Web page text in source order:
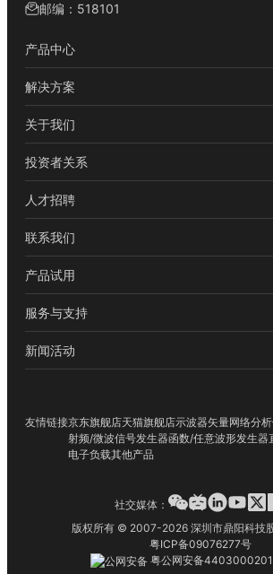
地址：广州市高新技术产业开发区科学大道
电话：020-32219506 020-82512806
邮箱：sales@innoelect.cn
深圳市优测科技有限公司
地址：深圳市龙华区民治街道北站社区创业花
电话：18676778838
邮箱：ldl@utestek.com
东莞市不凡电子有限公司
地址：广东省东莞市赛步镇横坑宝塘路41号东
电话：13790503561
邮箱：2426684148@qq.com
邮编：518101
产品中心
解决方案
关于我们
投资者关系
人才招聘
联系我们
产品试用
服务与支持
新闻活动
友情链接京东旗舰店天猫旗舰店示波器矢量网络分
射频/微波信号发生器函数/任意波形发生器
电子负载其他产品
版权所有 © 2007-2026 深圳市鼎阳科技
粤ICP备09076277号
粤公网安备
社交媒体：